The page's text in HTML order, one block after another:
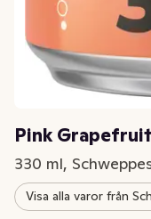
Pink
330 ml,
Visa alla varor från